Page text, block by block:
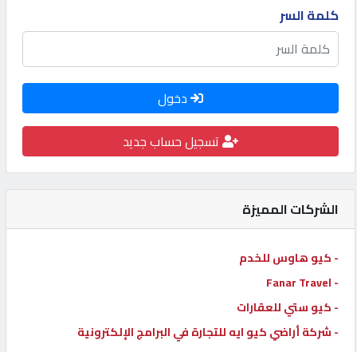
كيو
نمبر
كيو
كارز
كيو
ماركت
الدليل
القطري
POWERED
كلمة السر
دخول
تسجيل حساب جديد
الشركات المميزة
- كيو هاوس للخدم
- Fanar Travel
- كيو ستي للعقارات
- شركة أراضي كيو ايه للتجارة في البرامج الإلكترونية